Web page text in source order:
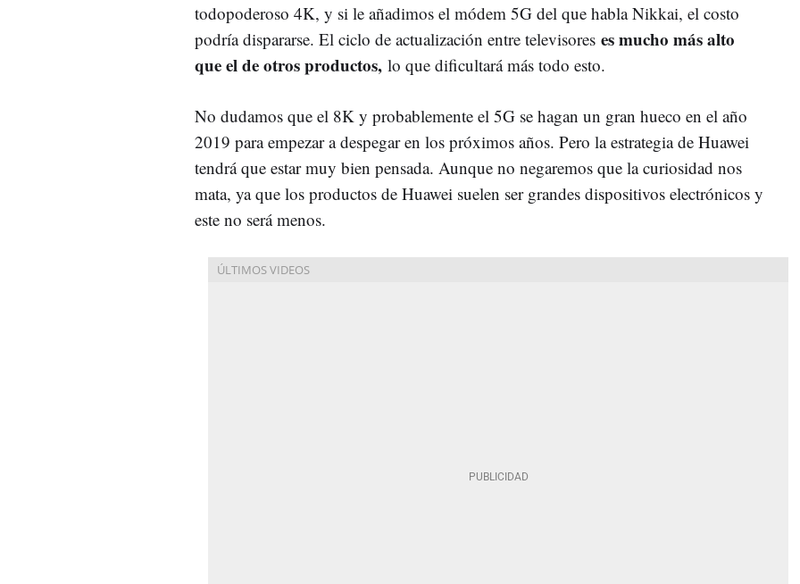
todopoderoso 4K, y si le añadimos el módem 5G del que habla Nikkai, el costo
podría dispararse. El ciclo de actualización entre televisores es mucho más alto
que el de otros productos, lo que dificultará más todo esto.
No dudamos que el 8K y probablemente el 5G se hagan un gran hueco en el año
2019 para empezar a despegar en los próximos años. Pero la estrategia de Huawei
tendrá que estar muy bien pensada. Aunque no negaremos que la curiosidad nos
mata, ya que los productos de Huawei suelen ser grandes dispositivos electrónicos y
este no será menos.